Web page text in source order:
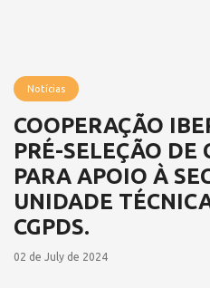
Notícias
COOPERAÇÃO
PRÉ-SELEÇÃO DE
PARA APOIO À
UNIDADE
CGPDS.
02 de July de 2024